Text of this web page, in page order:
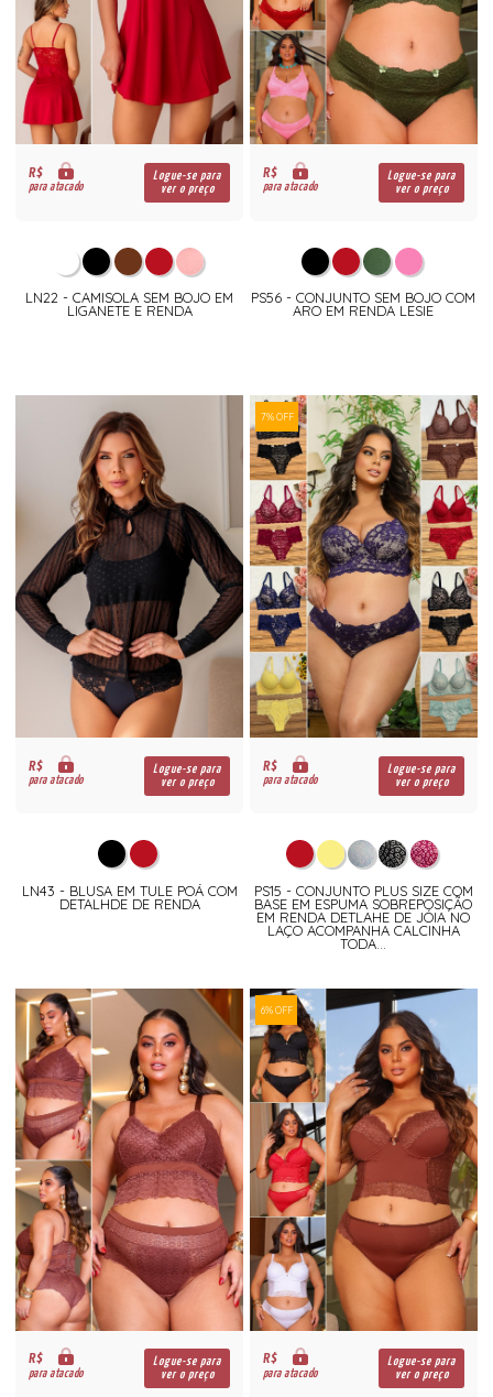
R$
para atacado
Logue-se para
ver o preço
LN22 - CAMISOLA SEM BOJO EM
LIGANETE E RENDA
R$
para atacado
Logue-se para
ver o preço
PS56 - CONJUNTO SEM BOJO COM
ARO EM RENDA LESIE
R$
para atacado
Logue-se para
ver o preço
LN43 - BLUSA EM TULE POÁ COM
DETALHDE DE RENDA
7% OFF
R$
para atacado
Logue-se para
ver o preço
PS15 - CONJUNTO PLUS SIZE COM
BASE EM ESPUMA SOBREPOSIÇÃO
EM RENDA DETLAHE DE JÓIA NO
LAÇO ACOMPANHA CALCINHA
TODA...
R$
para atacado
Logue-se para
ver o preço
6% OFF
R$
para atacado
Logue-se para
ver o preço